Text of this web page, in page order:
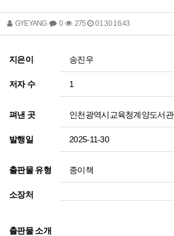
GYEYANG 0 275 01.30 16:43
지은이 송진우
저자 수 1
펴낸 곳 인천광역시교육청계양도서관
발행일 2025-11-30
출판물 유형 종이책
소장처
출판물 소개